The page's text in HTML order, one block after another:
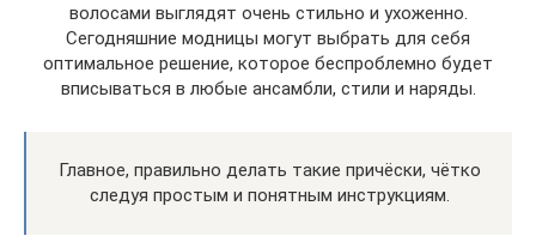
волосами выглядят очень стильно и ухоженно.
Сегодняшние модницы могут выбрать для себя
оптимальное решение, которое беспроблемно будет
вписываться в любые ансамбли, стили и наряды.
Главное, правильно делать такие причёски, чётко
следуя простым и понятным инструкциям.